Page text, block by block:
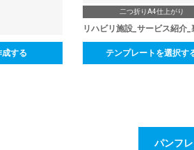
する
二つ折りA4仕上がり
リハビリ施設_サービス紹介_
テンプレートを選択す
パンフ